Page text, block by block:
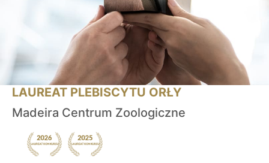
LAUREAT PLEBISCYTU ORŁY
Madeira Centrum Zoologiczne